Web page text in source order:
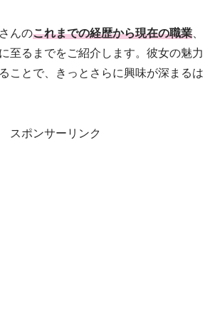
んのこれまでの経歴から現在の職業、
至るまでをご紹介します。彼女の魅力
ことで、きっとさらに興味が深まるは
スポンサーリンク